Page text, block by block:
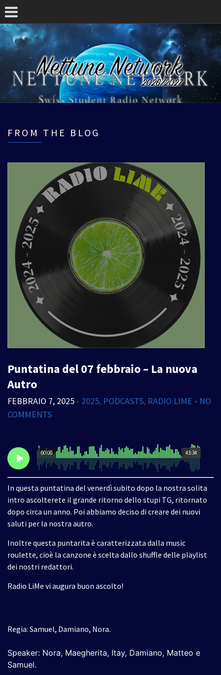
FROM THE BLOG
Puntatina del 07 febbraio – La nuova
Autro
FEBBRAIO 7, 2025 • 2025, PODCASTS, RADIO LIME • NO
COMMENTS
43:34
00:00
In questa puntatina del venerdì subito dopo la nostra solita
intro ascolterete il grande ritorno dello stupi TG, ritornato
dopo circa un anno. Poi abbiamo deciso di creare dei nuovi
saluti per la nostra autro.
Inoltre questa puntarita è caratterizzata dalla music
roulette, cioè la canzone è scelta dallo shuffle delle playlist
dei nostri redattori.
Radio LiMe vi augura buon ascolto!
Regia: Samuel, Damiano, Nora.
Speaker: Nora, Maegherita, Itay, Damiano, Matteo e
Samuel.